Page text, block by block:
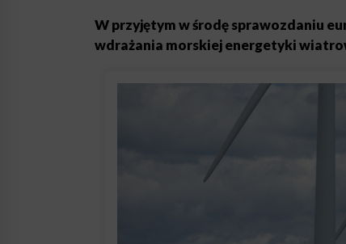
W przyjętym w środę sprawozdaniu
wdrażania morskiej energetyki